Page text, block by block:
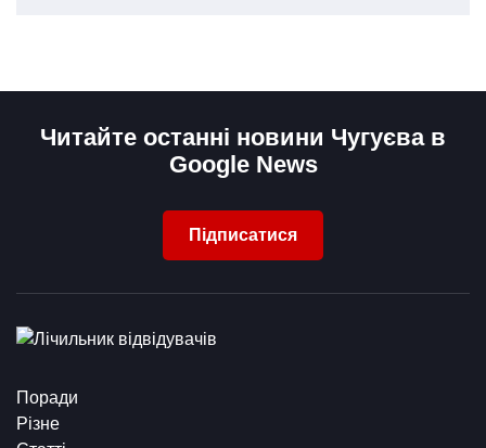
Читайте останні новини Чугуєва в
Google News
Підписатися
Поради
Різне